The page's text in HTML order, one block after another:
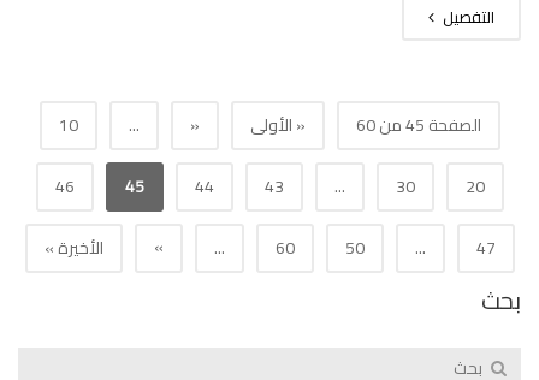
التفصيل
الصفحة 45 من 60 « الأولى «
...
10
20
30
...
43
44
45
46
47
...
50
60
...
» الأخيرة »
بحث